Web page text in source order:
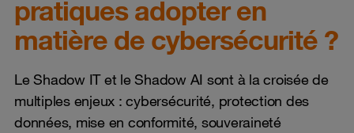
pratiques adopter en
matière de cybersécurité ?
Le Shadow IT et le Shadow AI sont à la croisée de
multiples enjeux : cybersécurité, protection des
données, mise en conformité, souveraineté